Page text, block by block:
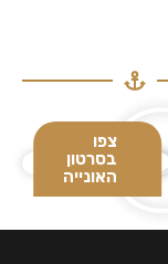
צפו
בסרטון
האונייה